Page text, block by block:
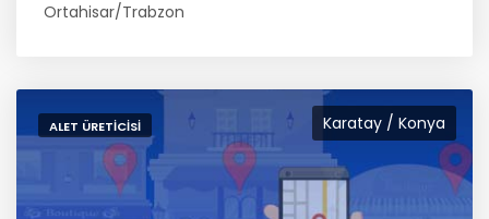
Ortahisar/Trabzon
Karatay / Konya
ALET ÜRETICISI